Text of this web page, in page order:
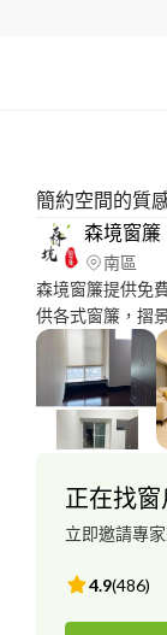
簡約空間的質
森境窗簾
南區
森境窗簾提供免
供各式窗簾，摺
齊全。極簡風、
等，皆可依您
味。
正在找窗
立即邀請專
4.9(486)